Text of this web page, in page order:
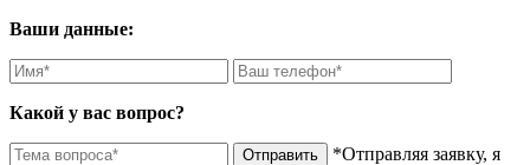
Ваши данные:
Какой у вас вопрос?
Отправить
*Отправляя заявку, я